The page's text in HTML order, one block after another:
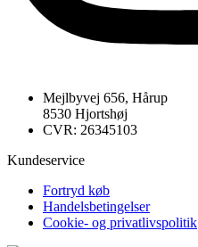
Mejlbyvej 656, Hårup
8530 Hjortshøj
CVR: 26345103
Kundeservice
Fortryd køb
Handelsbetingelser
Cookie- og privatlivspolitik